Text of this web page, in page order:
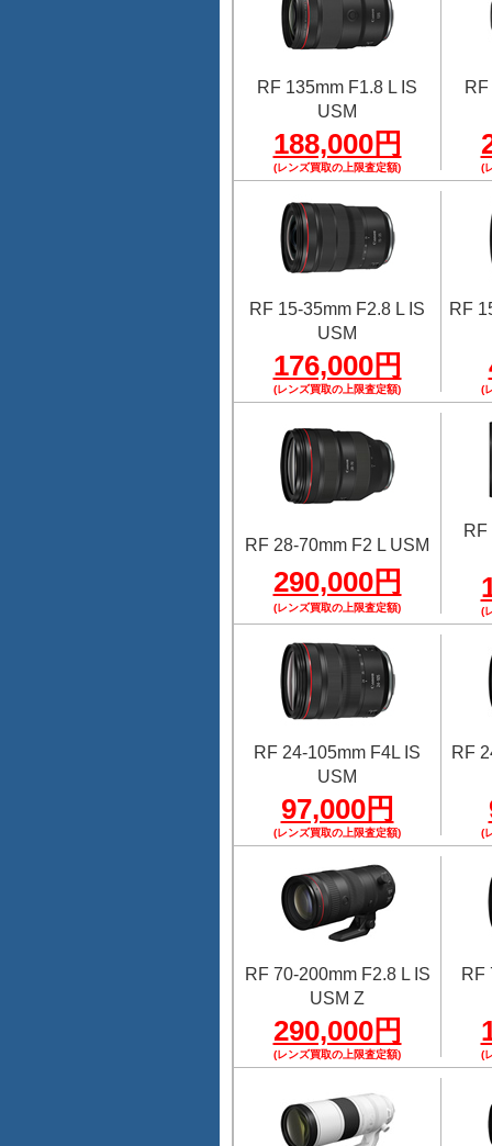
RF 135mm F1.8 L IS
USM
188,000円
(レンズ買取の上限査定額) (
RF 15-35mm F2.8 L IS
USM
176,000円
(レンズ買取の上限査定額)
RF
(
RF 28-70mm F2 L USM
290,000円
(レンズ買取の上限査定額)
RF
(
RF 24-105mm F4L IS
USM
97,000円
(レンズ買取の上限査定額)
RF
(
RF 70-200mm F2.8 L IS
USM Z
290,000円
(レンズ買取の上限査定額)
RF
(